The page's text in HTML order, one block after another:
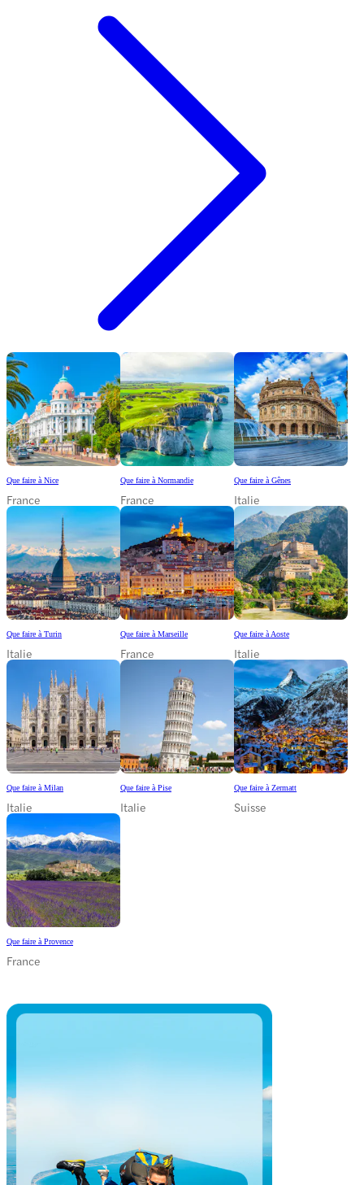
Que faire à Nice
France
Que faire à Normandie
France
Que faire à Gênes
Italie
Que faire à Turin
Italie
Que faire à Marseille
France
Que faire à Aoste
Italie
Que faire à Milan
Italie
Que faire à Pise
Italie
Que faire à Zermatt
Suisse
Que faire à Provence
France